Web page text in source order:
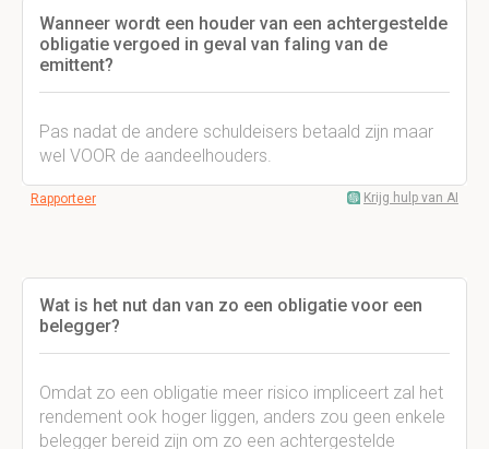
Wanneer wordt een houder van een achtergestelde
obligatie vergoed in geval van faling van de
emittent?
Pas nadat de andere schuldeisers betaald zijn maar
wel VOOR de aandeelhouders.
Rapporteer Krijg hulp van AI
Wat is het nut dan van zo een obligatie voor een
belegger?
Omdat zo een obligatie meer risico impliceert zal het
rendement ook hoger liggen, anders zou geen enkele
belegger bereid zijn om zo een achtergestelde